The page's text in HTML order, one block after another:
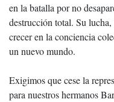
en la batalla por no
destrucción total. Su
crecer en la conciencia
un nuevo mundo.
Exigimos que cese la
para nuestros hermanos